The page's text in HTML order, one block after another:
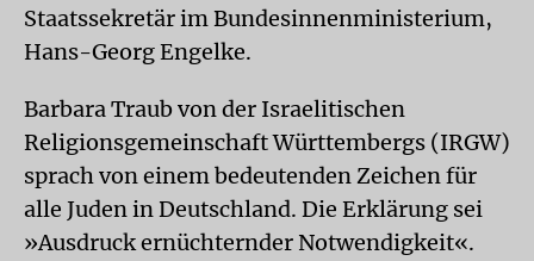
Staatssekretär im Bundesinnenministerium,
Hans-Georg Engelke.
Barbara Traub von der Israelitischen
Religionsgemeinschaft Württembergs (IRGW)
sprach von einem bedeutenden Zeichen für
alle Juden in Deutschland. Die Erklärung sei
»Ausdruck ernüchternder Notwendigkeit«.